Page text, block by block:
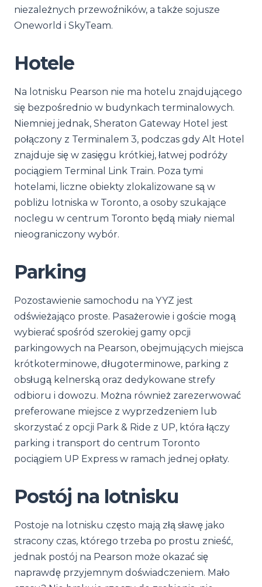
niezależnych przewoźników, a także sojusze
Oneworld i SkyTeam.
Hotele
Na lotnisku Pearson nie ma hotelu znajdującego
się bezpośrednio w budynkach terminalowych.
Niemniej jednak, Sheraton Gateway Hotel jest
połączony z Terminalem 3, podczas gdy Alt Hotel
znajduje się w zasięgu krótkiej, łatwej podróży
pociągiem Terminal Link Train. Poza tymi
hotelami, liczne obiekty zlokalizowane są w
pobliżu lotniska w Toronto, a osoby szukające
noclegu w centrum Toronto będą miały niemal
nieograniczony wybór.
Parking
Pozostawienie samochodu na YYZ jest
odświeżająco proste. Pasażerowie i goście mogą
wybierać spośród szerokiej gamy opcji
parkingowych na Pearson, obejmujących miejsca
krótkoterminowe, długoterminowe, parking z
obsługą kelnerską oraz dedykowane strefy
odbioru i dowozu. Można również zarezerwować
preferowane miejsce z wyprzedzeniem lub
skorzystać z opcji Park & Ride z UP, która łączy
parking i transport do centrum Toronto
pociągiem UP Express w ramach jednej opłaty.
Postój na lotnisku
Postoje na lotnisku często mają złą sławę jako
stracony czas, którego trzeba po prostu znieść,
jednak postój na Pearson może okazać się
naprawdę przyjemnym doświadczeniem. Mało